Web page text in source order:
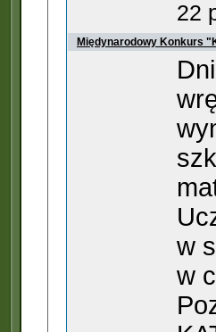
22
Międynarodowy Konkurs
w
w